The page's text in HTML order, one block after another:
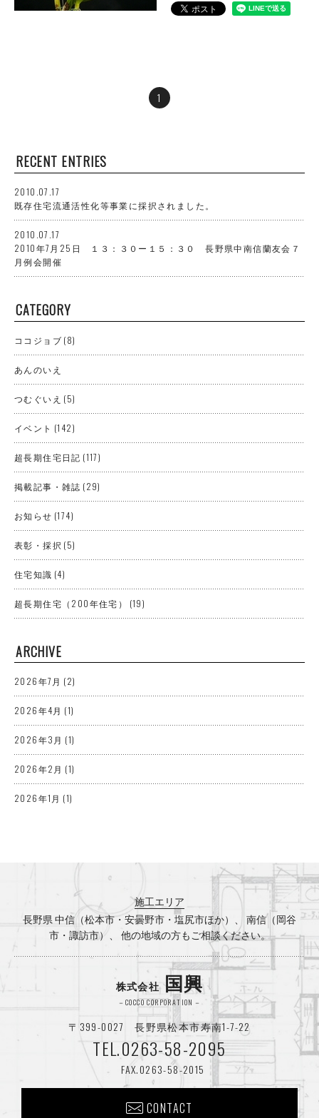
1
RECENT ENTRIES
2010.07.17
既存住宅流通活性化等事業に採択されました。
2010.07.17
2010年7月25日 １３：３０ー１５：３０ 長野県中南信蘭友会７
月例会開催
CATEGORY
ココジョブ (8)
あんのいえ
つむぐいえ (5)
イベント (142)
超長期住宅日記 (117)
掲載記事・雑誌 (29)
お知らせ (174)
表彰・採択 (5)
住宅知識 (4)
超長期住宅（200年住宅） (19)
ARCHIVE
2026年7月 (2)
2026年4月 (1)
2026年3月 (1)
2026年2月 (1)
2026年1月 (1)
2025年7月(3)
2025年5月 (1)
2025年4月
(1)
2024年8月(2)
施工エリア
長野県 中信（松本市・安曇野市・塩尻市ほか）、 南信（岡谷
市・諏訪市）、 他の地域の方もご相談ください。
株式会社国興
－COCCO CORPORATION－
〒399-0027 長野県松本市寿南1-7-22
TEL.0263-58-2095
FAX.0263-58-2015
CONTACT